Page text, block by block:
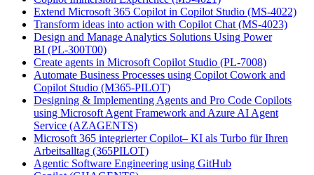
Extend Microsoft 365 Copilot in Copilot Studio (MS-4022)
Transform ideas into action with Copilot Chat (MS-4023)
Design and Manage Analytics Solutions Using Power
BI (PL-300T00)
Create agents in Microsoft Copilot Studio (PL-7008)
Automate Business Processes using Copilot Cowork and
Copilot Studio (M365-PILOT)
Designing & Implementing Agents and Pro Code Copilots
using Microsoft Agent Framework and Azure AI Agent
Service (AZAGENTS)
Microsoft 365 integrierter Copilot– KI als Turbo für Ihren
Arbeitsalltag (365PILOT)
Agentic Software Engineering using GitHub